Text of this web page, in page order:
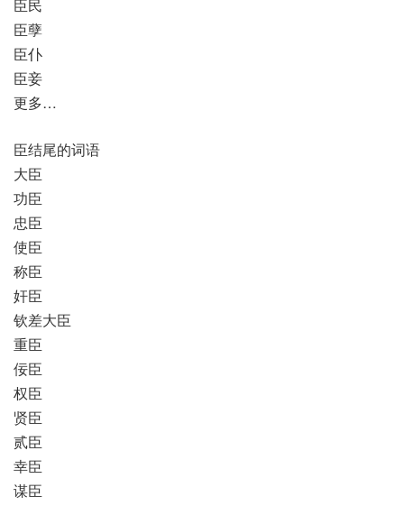
臣民
臣孽
臣仆
臣妾
更多…
臣结尾的词语
大臣
功臣
忠臣
使臣
称臣
奸臣
钦差大臣
重臣
佞臣
权臣
贤臣
贰臣
幸臣
谋臣